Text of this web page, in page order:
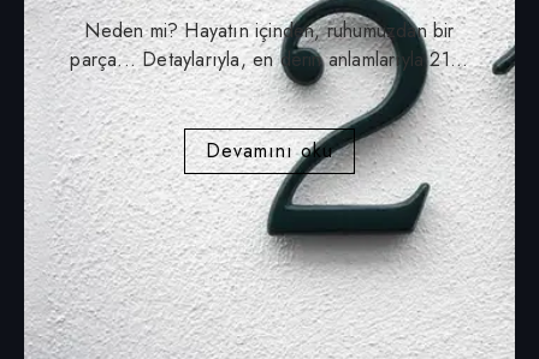
Neden mi? Hayatın içinden, ruhumuzdan bir
parça... Detaylarıyla, en derin anlamlarıyla 21...
Devamını oku